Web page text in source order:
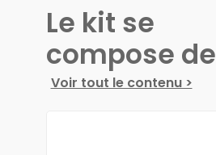
Le kit se
compose de
Voir tout le contenu >